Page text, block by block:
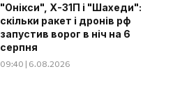
"Онікси", Х-31П і "Шахеди":
скільки ракет і дронів рф
запустив ворог в ніч на 6
серпня
09:40 | 6.08.2026